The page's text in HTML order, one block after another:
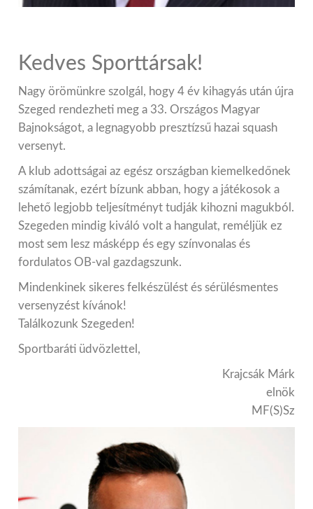
Kedves Sporttársak!
Nagy örömünkre szolgál, hogy 4 év kihagyás után újra
Szeged rendezheti meg a 33. Országos Magyar
Bajnokságot, a legnagyobb presztízsű hazai squash
versenyt.
A klub adottságai az egész országban kiemelkedőnek
számítanak, ezért bízunk abban, hogy a játékosok a
lehető legjobb teljesítményt tudják kihozni magukból.
Szegeden mindig kiváló volt a hangulat, reméljük ez
most sem lesz másképp és egy színvonalas és
fordulatos OB-val gazdagszunk.
Mindenkinek sikeres felkészülést és sérülésmentes
versenyzést kívánok!
Találkozunk Szegeden!
Sportbaráti üdvözlettel,
Krajcsák Márk
elnök
MF(S)Sz